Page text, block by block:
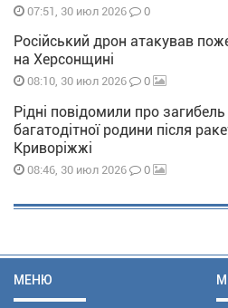
07:51, 30 июл 2026 0
Російський дрон атакував
на Херсонщині
08:10, 30 июл 2026 0
Рідні повідомили про
багатодітної родини після
Криворіжжі
08:46, 30 июл 2026 0
МЕНЮ